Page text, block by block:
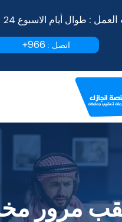
العمل : طوال أيام الاسبوع 24 علي مدار اليوم
اتصل : 966+
مرور